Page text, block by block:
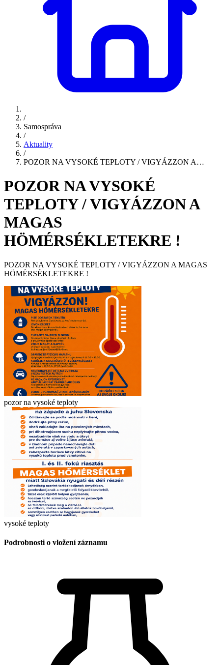
/
Samospráva
/
Aktuality
/
POZOR NA VYSOKÉ TEPLOTY / VIGYÁZZON A…
POZOR NA VYSOKÉ
TEPLOTY / VIGYÁZZON A
MAGAS
HÖMÉRSÉKLETEKRE !
POZOR NA VYSOKÉ TEPLOTY / VIGYÁZZON A MAGAS
HÖMÉRSÉKLETEKRE !
pozor na vysoké teploty
vysoké teploty
Podrobnosti o vložení záznamu